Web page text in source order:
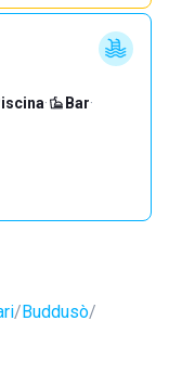
· Bar·
Buddusò